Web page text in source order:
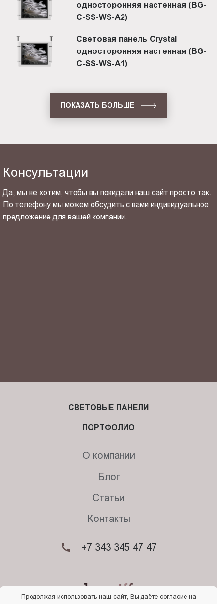
односторонняя настенная (BG-
C-SS-WS-A2)
Световая панель Crystal
односторонняя настенная (BG-
C-SS-WS-A1)
ПОКАЗАТЬ БОЛЬШЕ
Консультации
Да, мы не хотим, чтобы вы покидали наш сайт просто так.
По телефону мы можем обсудить с вами индивидуальное
предложение для вашей компании.
ОТПРАВИТЬ СВОЙ КОНТАКТ
СВЕТОВЫЕ ПАНЕЛИ
ПОРТФОЛИО
О компании
Блог
Статьи
Контакты
+7 343 345 47 47
Продолжая использовать наш сайт, Вы даёте согласие на